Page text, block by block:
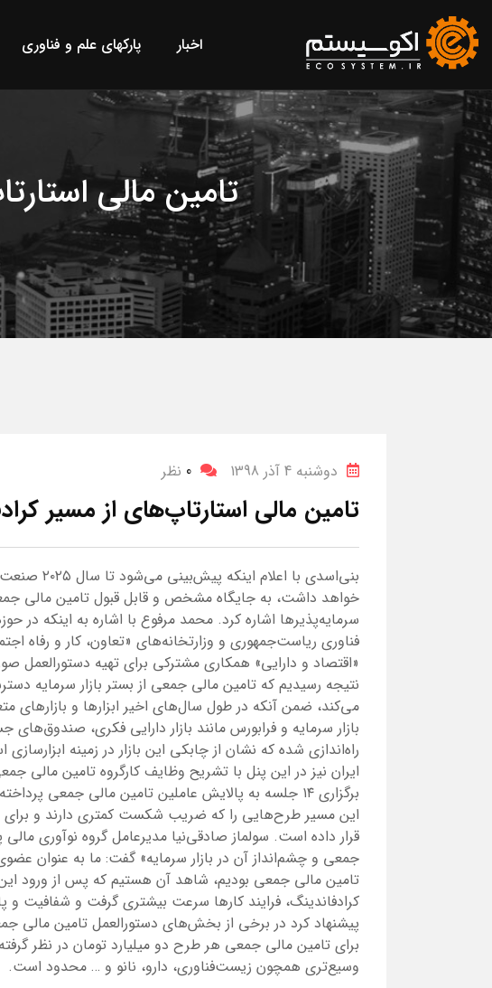
اخبار پارکهای علم و فناوری
تامین مالی
دوشنبه 4 آذر 1398 0 نظر
تامین مالی استارتاپ‌های از مسیر
خواهد داشت، به جایگاه مشخص و قابل قبول تامین مالی
سرمایه‌پذیرها اشاره کرد. محمد مرفوع با اشاره به اینکه در
فناوری ریاست‌جمهوری و وزارتخانه‌های «تعاون، کار و رفاه
«اقتصاد و دارایی» همکاری مشترکی برای تهیه
نتیجه رسیدیم که تامین مالی جمعی از بستر بازار سرمایه
می‌کند، ضمن آنکه در طول سال‌های اخیر ابزارها و بازارهای
بازار سرمایه و فرابورس مانند بازار دارایی فکری،
راه‌اندازی شده که نشان از چابکی این بازار در زمینه
ایران نیز در این پنل با تشریح وظایف کارگروه تامین مالی
برگزاری ۱۴ جلسه به پالایش عاملین تامین مالی جمعی
این مسیر طرح‌هایی را که ضریب شکست کمتری دارند و برای
قرار داده است. سولماز صادقی‌نیا مدیرعامل گروه نوآوری
جمعی و چشم‌انداز آن در بازار سرمایه» گفت: ما به عنوان
تامین مالی جمعی بودیم، شاهد آن هستیم که پس از ورود
کرادفاندینگ، فرایند کارها سرعت بیشتری گرفت و شفافیت
پیشنهاد کرد در برخی از بخش‌های دستورالعمل تامین مالی
برای تامین مالی جمعی هر طرح دو میلیارد تومان در نظر
وسیع‌تری همچون زیست‌فناوری، دارو، نانو و … محدود است.